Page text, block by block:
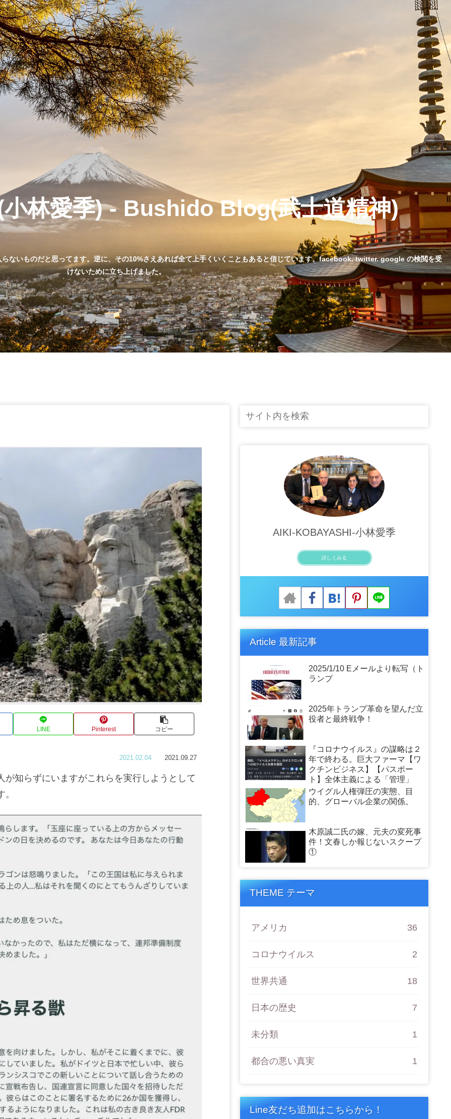
ないものだと思ってます。逆に、その10%さえあれば全て上手くいくこともあると信じています。facebook. twitter. google の検閲を受
けないために立ち上げました。
林愛季) - Bushido Blog(武士道精神)
LINE Pinterest コピー
2021.02.04 2021.09.27
知らずにいますがこれらを実行しようとして
AIKI-KOBAYASHI-小林愛季
詳しくみる
Article 最新記事
2025/1/10 Eメールより転写（ト
ランプ
2025年トランプ革命を望んだ立
役者と最終戦争！
『コロナウイルス』の謀略は２
年で終わる。巨大ファーマ【ワ
クチンビジネス】【パスポー
ト】全体主義による「管理」
ウイグル人権弾圧の実態、目
的、グローバル企業の関係。
木原誠二氏の嫁、元夫の変死事
件！文春しか報じないスクープ
①
THEME テーマ
アメリカ 36
コロナウイルス 2
世界共通 18
日本の歴史 7
未分類 1
都合の悪い真実 1
Line友だち追加はこちらから！